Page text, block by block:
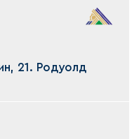
21. Родуолд